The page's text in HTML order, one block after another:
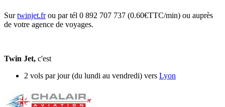
Surtwinjet.frou par tél 0 892 707 737 (0.60€TTC/min) ou auprès
de votre agence de voyages.
Twin Jet, c'est
2 vols par jour (du lundi au vendredi) vers Lyon